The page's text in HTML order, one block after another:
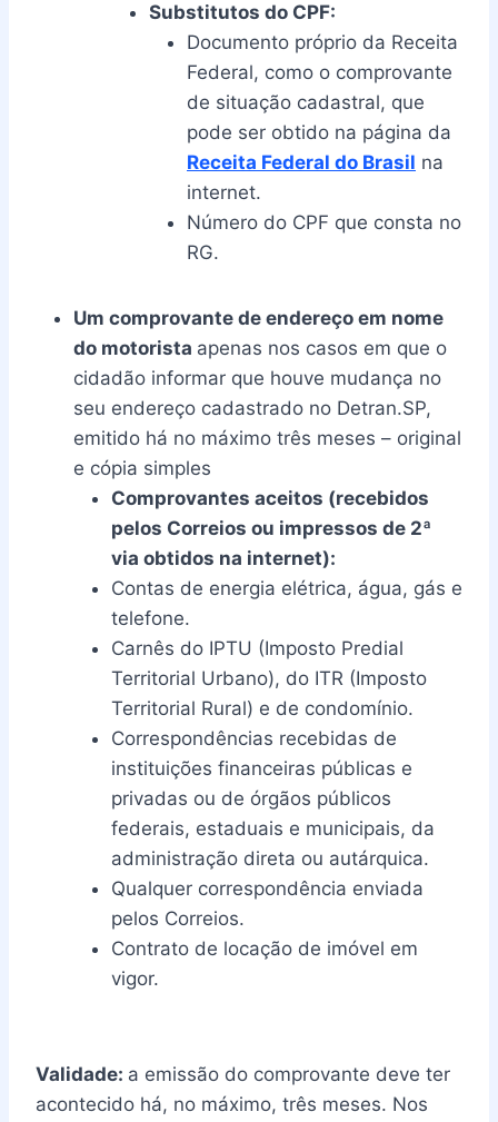
Substitutos do CPF:
Documento próprio da Receita
Federal, como o comprovante
de situação cadastral, que
pode ser obtido na página da
Receita Federal do Brasil na
internet.
Número do CPF que consta no
RG.
Um comprovante de endereço em nome
do motorista apenas nos casos em que o
cidadão informar que houve mudança no
seu endereço cadastrado no Detran.SP,
emitido há no máximo três meses – original
e cópia simples
Comprovantes aceitos (recebidos
pelos Correios ou impressos de 2ª
via obtidos na internet):
Contas de energia elétrica, água, gás e
telefone.
Carnês do IPTU (Imposto Predial
Territorial Urbano), do ITR (Imposto
Territorial Rural) e de condomínio.
Correspondências recebidas de
instituições financeiras públicas e
privadas ou de órgãos públicos
federais, estaduais e municipais, da
administração direta ou autárquica.
Qualquer correspondência enviada
pelos Correios.
Contrato de locação de imóvel em
vigor.
Validade: a emissão do comprovante deve ter
acontecido há, no máximo, três meses. Nos